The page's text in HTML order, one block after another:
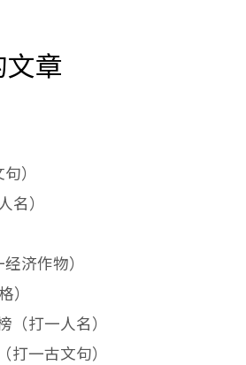
章
）
名）
济作物）
打一人名）
一古文句）